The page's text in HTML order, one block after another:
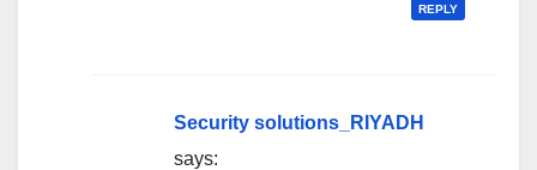
REPLY
Security solutions_RIYADH
says: